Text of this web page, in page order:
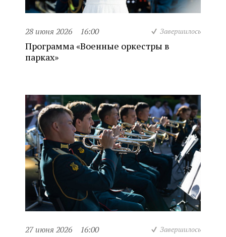
28 июня 2026 16:00 Завершилось
Программа «Военные оркестры в
парках»
27 июня 2026 16:00 Завершилось